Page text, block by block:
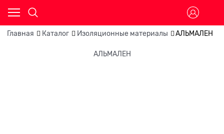
Главная Каталог Изоляционные материалы АЛЬМАЛЕН
АЛЬМАЛЕН